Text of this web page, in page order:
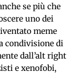
se più che
uno dei
meme
condivisione di
dall’alt right
e xenofobi,